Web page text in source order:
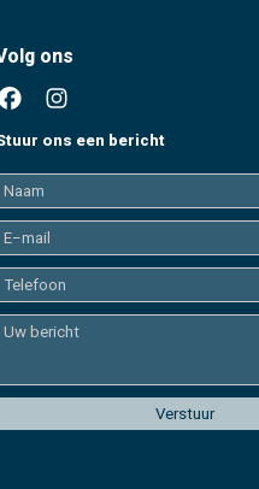
ons
ons een bericht